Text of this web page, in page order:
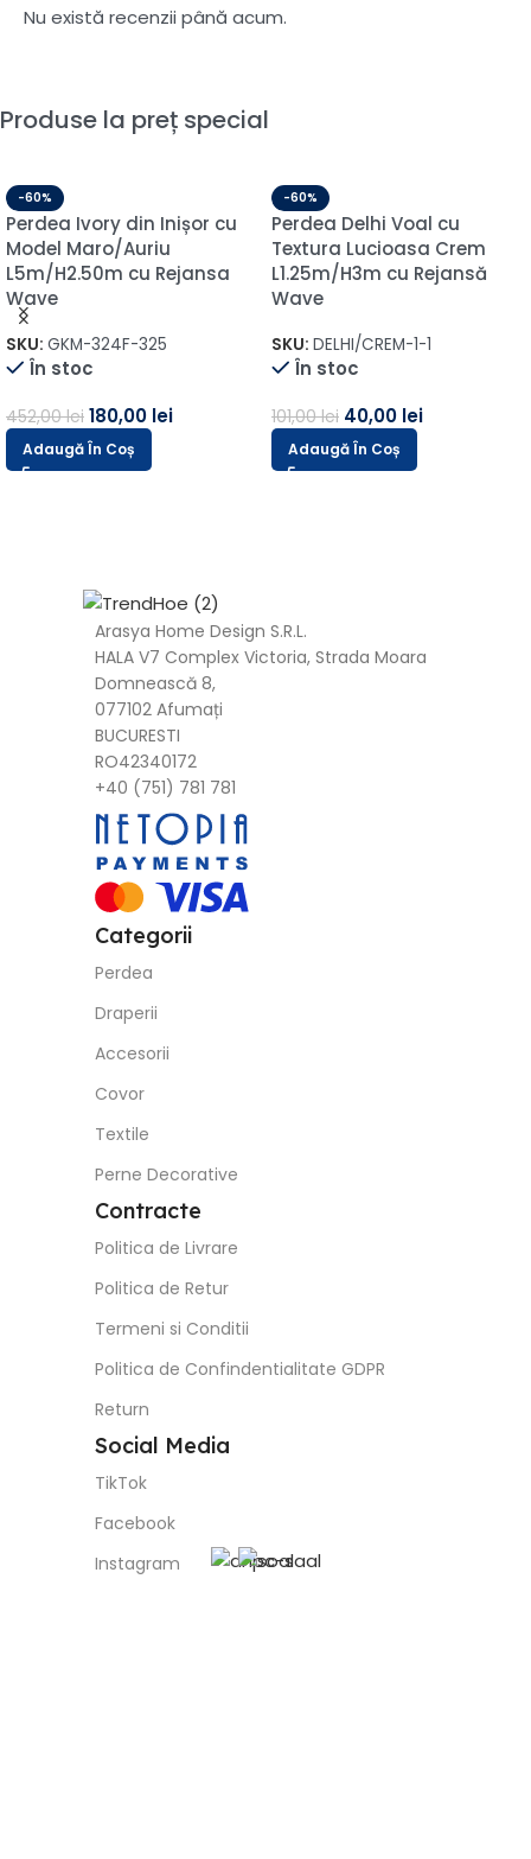
Nu există recenzii până acum.
Produse la preț special
-60%
Perdea Ivory din Inișor cu
Model Maro/Auriu
L5m/H2.50m cu Rejansa
Wave
SKU: GKM-324F-325
În stoc
452,00lei 180,00 lei
Adaugă În Coș
-60%
Perdea Delhi Voal cu
Textura Lucioasa Crem
L1.25m/H3m cu Rejansă
Wave
SKU: DELHI/CREM-1-1
În stoc
101,00lei 40,00 lei
Adaugă În Coș
Arasya Home Design S.R.L.
HALA V7 Complex Victoria, Strada Moara
Domnească 8,
077102 Afumați
BUCURESTI
RO42340172
+40 (751) 781 781
Categorii
Perdea
Draperii
Accesorii
Covor
Textile
Perne Decorative
Contracte
Politica de Livrare
Politica de Retur
Termeni si Conditii
Politica de Confindentialitate GDPR
Return
Social Media
TikTok
Facebook
Instagram